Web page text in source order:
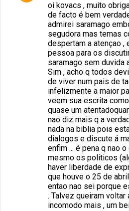
oi kovacs , muito
de facto é bem
admirei saramago
segudora mas temas
despertam a atençao ,
pessoa para os
saramago sem duvida
Sim , acho q todos
de viver num pais de
infelizmente a maior
veem sua escrita
quase um
nao diz mais q a
nada na biblia pois
dialogos e discute á
enfim ... é pena q nao
mesmo os politicos
haver liberdade de
que houve o 25 de
entao nao sei porque
. Talvez queiram voltar
incomodo mais , um